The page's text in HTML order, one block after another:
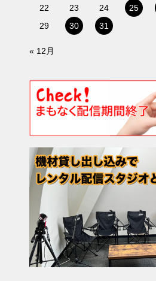
22
23 24 25
29
30 31
« 12月